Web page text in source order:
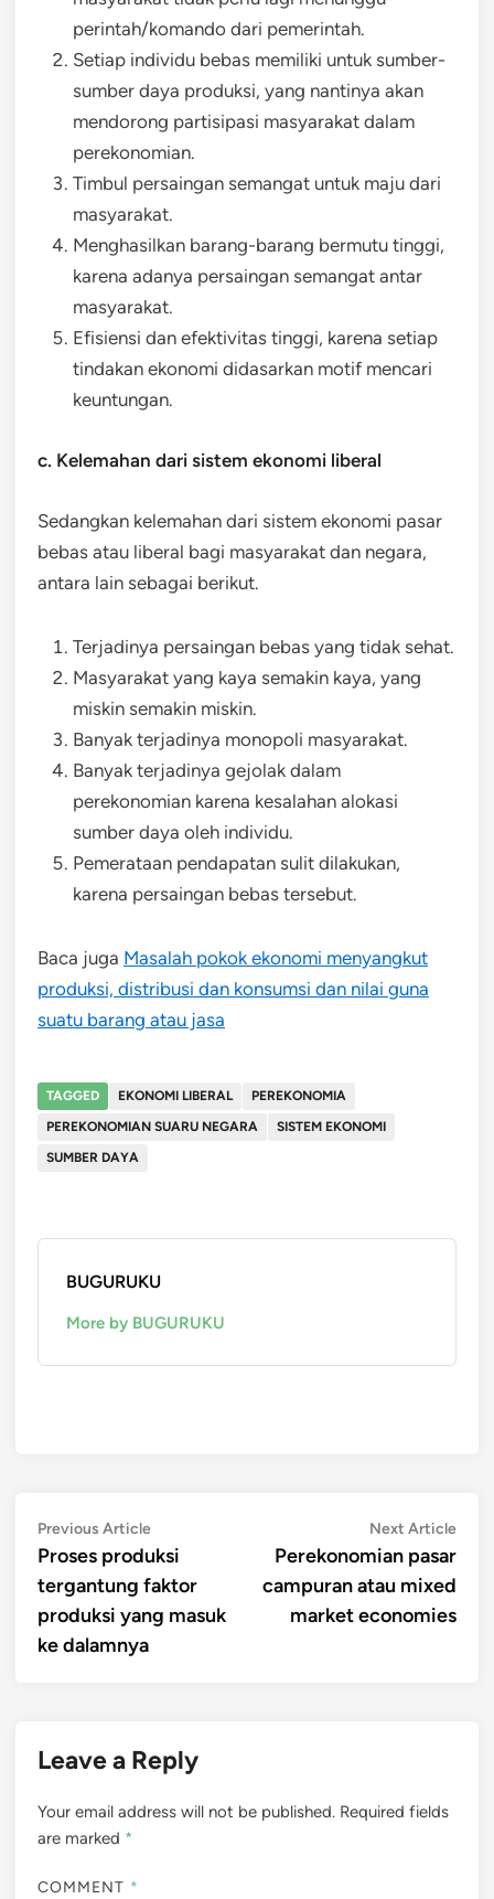
perintah/komando dari pemerintah.
Setiap individu bebas memiliki untuk sumber-
sumber daya produksi, yang nantinya akan
mendorong partisipasi masyarakat dalam
perekonomian.
Timbul persaingan semangat untuk maju dari
masyarakat.
Menghasilkan barang-barang bermutu tinggi,
karena adanya persaingan semangat antar
masyarakat.
Efisiensi dan efektivitas tinggi, karena setiap
tindakan ekonomi didasarkan motif mencari
keuntungan.
c. Kelemahan dari sistem ekonomi liberal
Sedangkan kelemahan dari sistem ekonomi pasar
bebas atau liberal bagi masyarakat dan negara,
antara lain sebagai berikut.
Terjadinya persaingan bebas yang tidak sehat.
Masyarakat yang kaya semakin kaya, yang
miskin semakin miskin.
Banyak terjadinya monopoli masyarakat.
Banyak terjadinya gejolak dalam
perekonomian karena kesalahan alokasi
sumber daya oleh individu.
Pemerataan pendapatan sulit dilakukan,
karena persaingan bebas tersebut.
Baca juga Masalah pokok ekonomi menyangkut
produksi, distribusi dan konsumsi dan nilai guna
suatu barang atau jasa
TAGGED EKONOMI LIBERAL
PEREKONOMIA
PEREKONOMIAN SUARU NEGARA
SISTEM EKONOMI
SUMBER DAYA
BUGURUKU
More by BUGURUKU
Post
navigation
Previous ArticlePrevious
article:
Proses produksi
tergantung faktor
produksi yang masuk
ke dalamnya
Next ArticleNext
Perekonomian pasar
campuran atau mixed
market economies
Leave a Reply
Your email address will not be published. Required fields
are marked *
COMMENT *